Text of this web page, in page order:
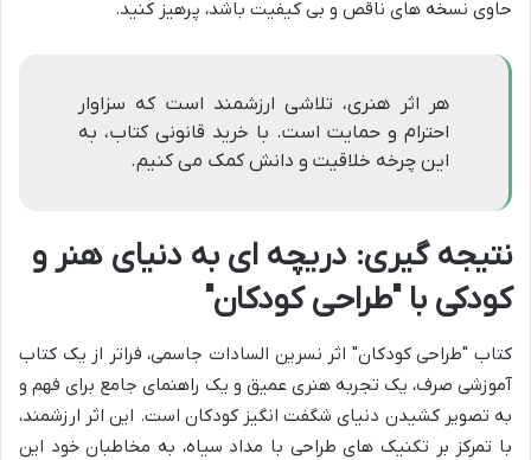
حاوی نسخه های ناقص و بی کیفیت باشد، پرهیز کنید.
هر اثر هنری، تلاشی ارزشمند است که سزاوار
احترام و حمایت است. با خرید قانونی کتاب، به
این چرخه خلاقیت و دانش کمک می کنیم.
نتیجه گیری: دریچه ای به دنیای هنر و
کودکی با "طراحی کودکان"
کتاب "طراحی کودکان" اثر نسرین السادات جاسمی، فراتر از یک کتاب
آموزشی صرف، یک تجربه هنری عمیق و یک راهنمای جامع برای فهم و
به تصویر کشیدن دنیای شگفت انگیز کودکان است. این اثر ارزشمند،
با تمرکز بر تکنیک های طراحی با مداد سیاه، به مخاطبان خود این